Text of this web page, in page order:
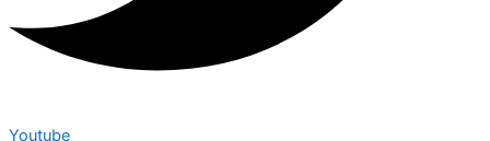
Youtube